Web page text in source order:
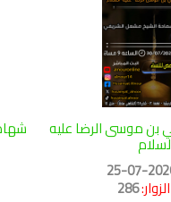
بن موسى الرضا عليه
2026-
286